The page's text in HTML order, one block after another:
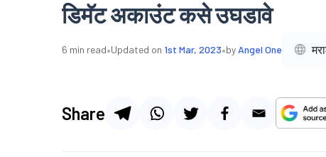
डिमॅट अकाउंट कसे उघडावे
6 min read•Updated on 1st Mar, 2023•by Angel One
Share